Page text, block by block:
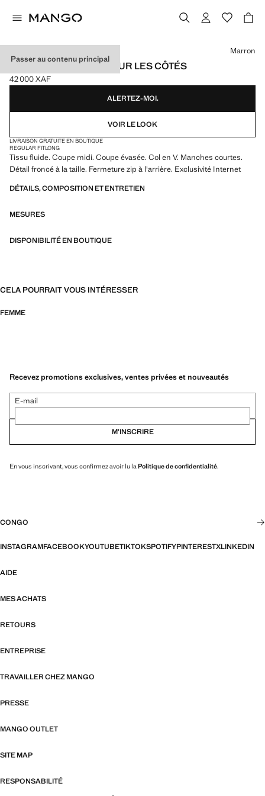
Passer au contenu principal
ROBE MIDI FRONCÉE SUR LES CÔTÉS
Prix actuel [42 000 XAF ]
42 000 XAF
Choisissez une couleur
Marron
ALERTEZ-MOI.
VOIR LE LOOK
LIVRAISON GRATUITE EN BOUTIQUE
REGULAR FITLONG
Tissu fluide. Coupe midi. Coupe évasée. Col en V. Manches courtes.
Détail froncé à la taille. Fermeture zip à l'arrière. Exclusivité Internet
DÉTAILS, COMPOSITION ET ENTRETIEN
MESURES
DISPONIBILITÉ EN BOUTIQUE
CELA POURRAIT VOUS INTÉRESSER
FEMME
Recevez promotions exclusives, ventes privées et nouveautés
E-mail
M’INSCRIRE
En vous inscrivant, vous confirmez avoir lu la Politique de confidentialité.
CONGO
INSTAGRAMFACEBOOKYOUTUBETIKTOKSPOTIFYPINTERESTXLINKEDIN
AIDE
MES ACHATS
RETOURS
ENTREPRISE
TRAVAILLER CHEZ MANGO
PRESSE
MANGO OUTLET
SITE MAP
RESPONSABILITÉ